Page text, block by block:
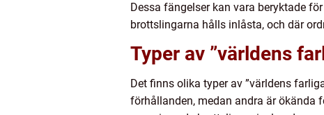
Dessa fängelser kan vara beryktade
brottslingarna hålls inlåsta, och där
Typer av ”världens
Det finns olika typer av ”världens
förhållanden, medan andra är ökända